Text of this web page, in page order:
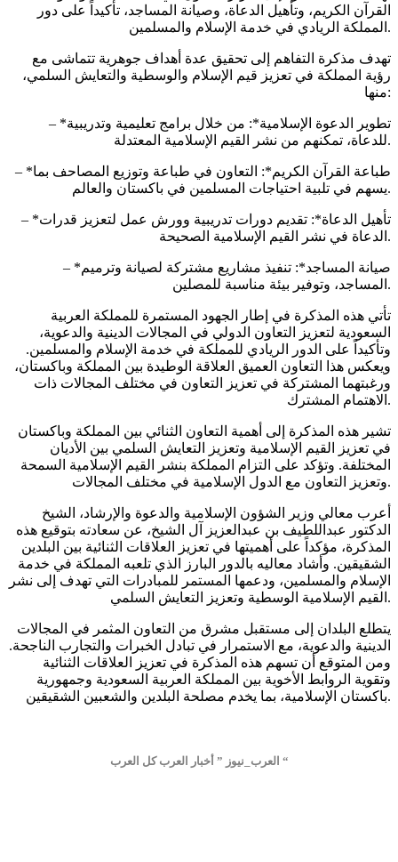
القرآن الكريم، وتأهيل الدعاة، وصيانة المساجد، تأكيداً على دور
المملكة الريادي في خدمة الإسلام والمسلمين.
تهدف مذكرة التفاهم إلى تحقيق عدة أهداف جوهرية تتماشى مع
رؤية المملكة في تعزيز قيم الإسلام والوسطية والتعايش السلمي،
منها:
– *تطوير الدعوة الإسلامية*: من خلال برامج تعليمية وتدريبية
للدعاة، تمكنهم من نشر القيم الإسلامية المعتدلة.
– *طباعة القرآن الكريم*: التعاون في طباعة وتوزيع المصاحف بما
يسهم في تلبية احتياجات المسلمين في باكستان والعالم.
– *تأهيل الدعاة*: تقديم دورات تدريبية وورش عمل لتعزيز قدرات
الدعاة في نشر القيم الإسلامية الصحيحة.
– *صيانة المساجد*: تنفيذ مشاريع مشتركة لصيانة وترميم
المساجد، وتوفير بيئة مناسبة للمصلين.
تأتي هذه المذكرة في إطار الجهود المستمرة للمملكة العربية
السعودية لتعزيز التعاون الدولي في المجالات الدينية والدعوية،
وتأكيداً على الدور الريادي للمملكة في خدمة الإسلام والمسلمين.
ويعكس هذا التعاون العميق العلاقة الوطيدة بين المملكة وباكستان،
ورغبتهما المشتركة في تعزيز التعاون في مختلف المجالات ذات
الاهتمام المشترك.
تشير هذه المذكرة إلى أهمية التعاون الثنائي بين المملكة وباكستان
في تعزيز القيم الإسلامية وتعزيز التعايش السلمي بين الأديان
المختلفة. وتؤكد على التزام المملكة بنشر القيم الإسلامية السمحة
وتعزيز التعاون مع الدول الإسلامية في مختلف المجالات.
أعرب معالي وزير الشؤون الإسلامية والدعوة والإرشاد، الشيخ
الدكتور عبداللطيف بن عبدالعزيز آل الشيخ، عن سعادته بتوقيع هذه
المذكرة، مؤكداً على أهميتها في تعزيز العلاقات الثنائية بين البلدين
الشقيقين. وأشاد معاليه بالدور البارز الذي تلعبه المملكة في خدمة
الإسلام والمسلمين، ودعمها المستمر للمبادرات التي تهدف إلى نشر
القيم الإسلامية الوسطية وتعزيز التعايش السلمي.
يتطلع البلدان إلى مستقبل مشرق من التعاون المثمر في المجالات
الدينية والدعوية، مع الاستمرار في تبادل الخبرات والتجارب الناجحة.
ومن المتوقع أن تسهم هذه المذكرة في تعزيز العلاقات الثنائية
وتقوية الروابط الأخوية بين المملكة العربية السعودية وجمهورية
باكستان الإسلامية، بما يخدم مصلحة البلدين والشعبين الشقيقين.
العرب_نيوز ” أخبار العرب كل العرب “